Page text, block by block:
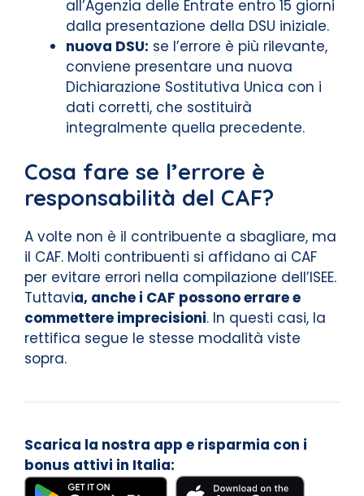
all’Agenzia delle Entrate entro 15 giorni
dalla presentazione della DSU iniziale.
nuova DSU: se l’errore è più rilevante,
conviene presentare una nuova
Dichiarazione Sostitutiva Unica con i
dati corretti, che sostituirà
integralmente quella precedente.
Cosa fare se l’errore è
responsabilità del CAF?
A volte non è il contribuente a sbagliare, ma
il CAF. Molti contribuenti si affidano ai CAF
per evitare errori nella compilazione dell’ISEE.
Tuttavia, anche i CAF possono errare e
commettere imprecisioni. In questi casi, la
rettifica segue le stesse modalità viste
sopra.
Scarica la nostra app e risparmia con i
bonus attivi in Italia: